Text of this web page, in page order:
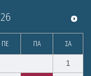
ΠΕ ΠΑ ΣΑ
1